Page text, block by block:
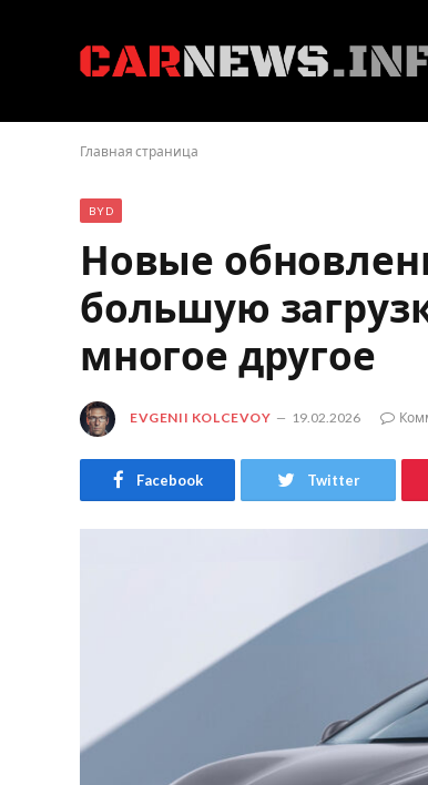
Главная страница
BYD
Новые
большую
многое другое
EVGENII KOLCEVOY 19.02.2026
Facebook Twitter